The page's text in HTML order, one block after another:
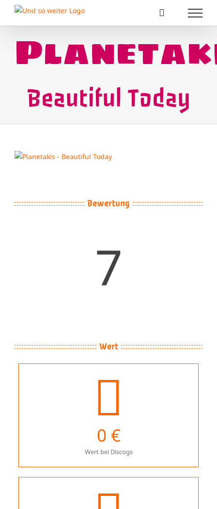
springen
Beautiful Today
View
Bewertung
7
Wert
0 €
Wert bei Discogs